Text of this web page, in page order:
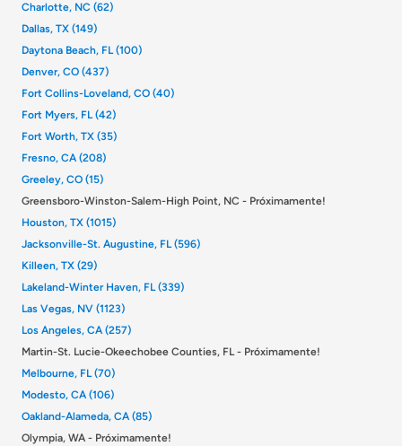
Charlotte, NC (62)
Dallas, TX (149)
Daytona Beach, FL (100)
Denver, CO (437)
Fort Collins-Loveland, CO (40)
Fort Myers, FL (42)
Fort Worth, TX (35)
Fresno, CA (208)
Greeley, CO (15)
Greensboro-Winston-Salem-High Point, NC - Próximamente!
Houston, TX (1015)
Jacksonville-St. Augustine, FL (596)
Killeen, TX (29)
Lakeland-Winter Haven, FL (339)
Las Vegas, NV (1123)
Los Angeles, CA (257)
Martin-St. Lucie-Okeechobee Counties, FL - Próximamente!
Melbourne, FL (70)
Modesto, CA (106)
Oakland-Alameda, CA (85)
Olympia, WA - Próximamente!